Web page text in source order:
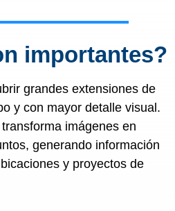
importantes?
grandes extensiones de
y con mayor detalle visual.
imágenes en
generando información
y proyectos de